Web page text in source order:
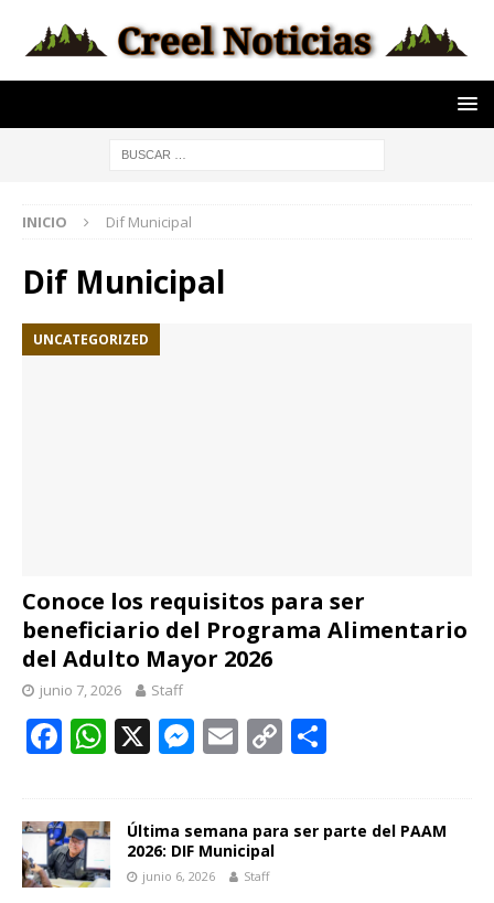
INICIO Dif Municipal
Dif Municipal
UNCATEGORIZED
Conoce los requisitos para ser
beneficiario del Programa Alimentario
del Adulto Mayor 2026
junio 7, 2026 Staff
F
b
o
W
s
A
X M
e
n
E
l
C
y p
Última semana para ser parte del PAAM
2026: DIF Municipal
junio 6, 2026 Staff